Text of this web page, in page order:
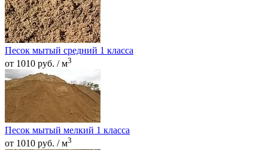
Песок мытый средний 1 класса
от 1010 руб. / м3
Песок мытый мелкий 1 класса
от 1010 руб. / м3